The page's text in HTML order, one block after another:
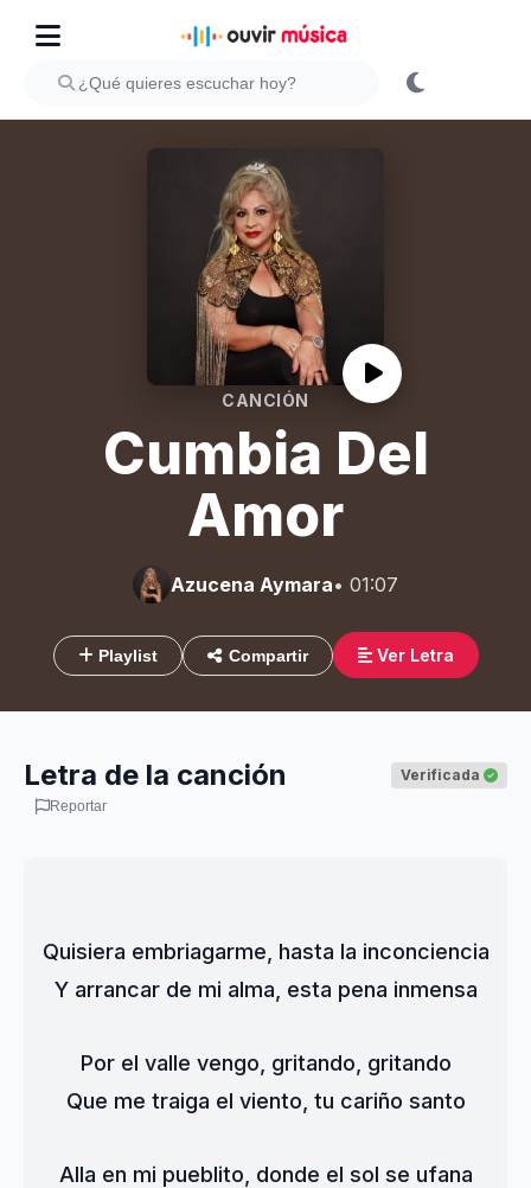
CANCIÓN
Cumbia Del
Amor
Azucena Aymara• 01:07
Playlist Compartir Ver Letra
Letra de la canción Verificada
Reportar
Quisiera embriagarme, hasta la inconciencia
Y arrancar de mi alma, esta pena inmensa
Por el valle vengo, gritando, gritando
Que me traiga el viento, tu cariño santo
Alla en mi pueblito, donde el sol se ufana